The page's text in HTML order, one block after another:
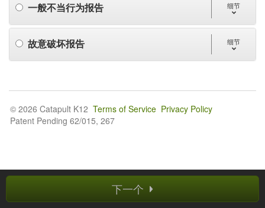
一般不当行为报告 细节
故意破坏报告 细节
下一个
© 2026 Catapult K12 Terms of Service Privacy Policy
Patent Pending 62/015, 267